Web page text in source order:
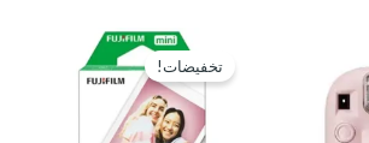
تخفيضات!
السعر
الأصلي
هو:
EGP700.
هو: